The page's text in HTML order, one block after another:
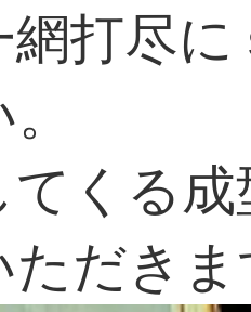
網打尽に
てくる
ただき